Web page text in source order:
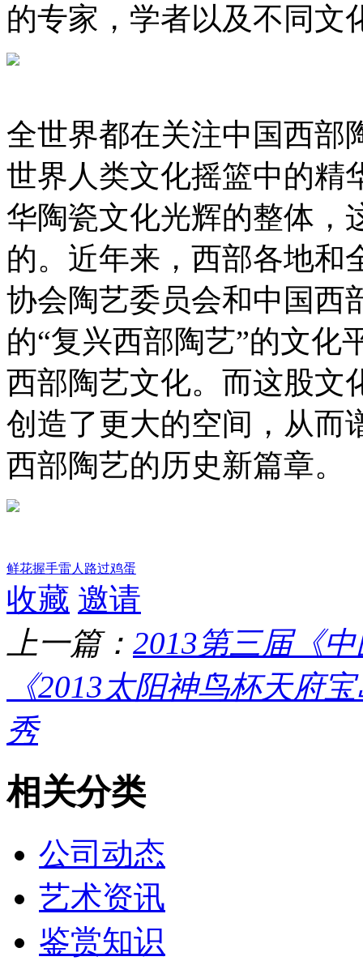
的专家，学者以及不同文
全世界都在关注中国西部
世界人类文化摇篮中的精
华陶瓷文化光辉的整体，
的。近年来，西部各地和
协会陶艺委员会和中国西
的“复兴西部陶艺”的文化
西部陶艺文化。而这股文
创造了更大的空间，从而
西部陶艺的历史新篇章。
鲜花握手雷人 路过鸡蛋
收藏 邀请
上一篇： 2013第三届《
《2013太阳神鸟杯天府
秀
相关分类
公司动态
艺术资讯
鉴赏知识